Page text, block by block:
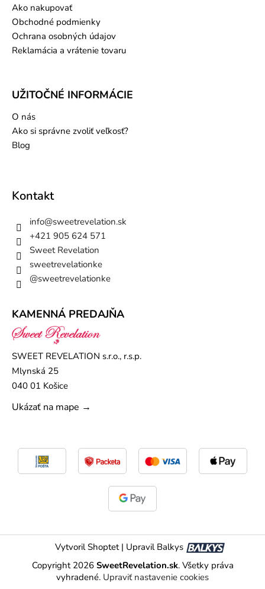
Ako nakupovať
Obchodné podmienky
Ochrana osobných údajov
Reklamácia a vrátenie tovaru
UŽITOČNÉ INFORMÁCIE
O nás
Ako si správne zvoliť veľkosť?
Blog
Kontakt
info@sweetrevelation.sk
+421 905 624 571
Sweet Revelation
sweetrevelationke
@sweetrevelationke
KAMENNÁ PREDAJŇA
SWEET REVELATION s.r.o., r.s.p.
Mlynská 25
040 01 Košice
Ukázať na mape →
Vytvoril Shoptet | Upravil Balkys
Copyright 2026 SweetRevelation.sk. Všetky práva
vyhradené. Upraviť nastavenie cookies